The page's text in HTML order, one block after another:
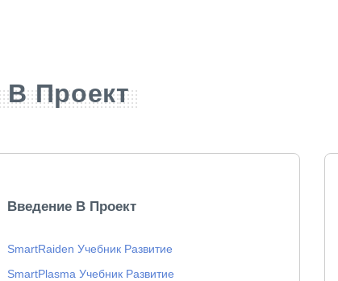
В Проект
Введение В Проект
SmartRaiden Учебник Развитие
SmartPlasma Учебник Развитие